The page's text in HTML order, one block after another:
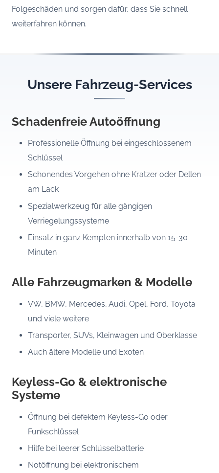
Folgeschäden und sorgen dafür, dass Sie schnell
weiterfahren können.
Unsere Fahrzeug-Services
Schadenfreie Autoöffnung
Professionelle Öffnung bei eingeschlossenem
Schlüssel
Schonendes Vorgehen ohne Kratzer oder Dellen
am Lack
Spezialwerkzeug für alle gängigen
Verriegelungssysteme
Einsatz in ganz Kempten innerhalb von 15-30
Minuten
Alle Fahrzeugmarken & Modelle
VW, BMW, Mercedes, Audi, Opel, Ford, Toyota
und viele weitere
Transporter, SUVs, Kleinwagen und Oberklasse
Auch ältere Modelle und Exoten
Keyless-Go & elektronische
Systeme
Öffnung bei defektem Keyless-Go oder
Funkschlüssel
Hilfe bei leerer Schlüsselbatterie
Notöffnung bei elektronischem